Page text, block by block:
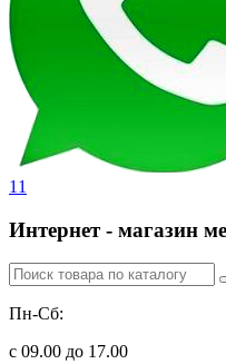
11
Интернет - магазин
Пн-Сб:
с 09.00 до 17.00